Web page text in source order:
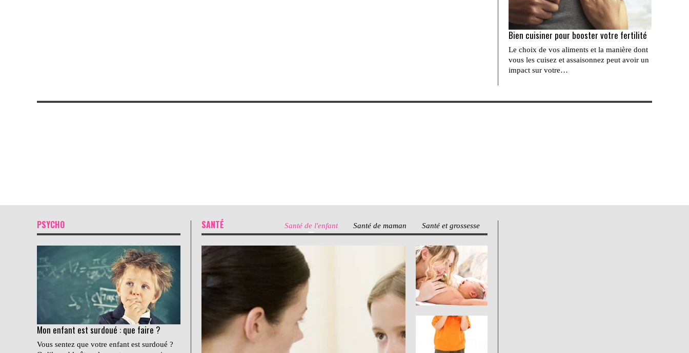
Bien cuisiner pour booster votre fertilité
Le choix de vos aliments et la manière dont
vous les cuisez et assaisonnez peut avoir un
impact sur votre…
SANTÉ Santé de l'enfant Santé de maman Santé et grossesse
PSYCHO
Mon enfant est surdoué : que faire ?
Vous sentez que votre enfant est surdoué ?